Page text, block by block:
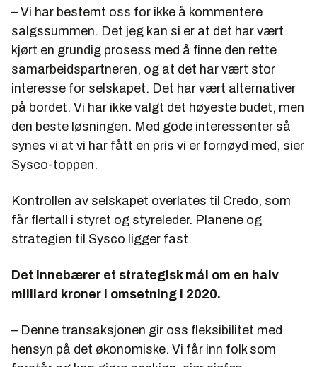
– Vi har bestemt oss for ikke å kommentere
salgssummen. Det jeg kan si er at det har vært
kjørt en grundig prosess med å finne den rette
samarbeidspartneren, og at det har vært stor
interesse for selskapet. Det har vært alternativer
på bordet. Vi har ikke valgt det høyeste budet, men
den beste løsningen. Med gode interessenter så
synes vi at vi har fått en pris vi er fornøyd med, sier
Sysco-toppen.
Kontrollen av selskapet overlates til Credo, som
får flertall i styret og styreleder. Planene og
strategien til Sysco ligger fast.
Det innebærer et strategisk mål om en halv
milliard kroner i omsetning i 2020.
– Denne transaksjonen gir oss fleksibilitet med
hensyn på det økonomiske. Vi får inn folk som